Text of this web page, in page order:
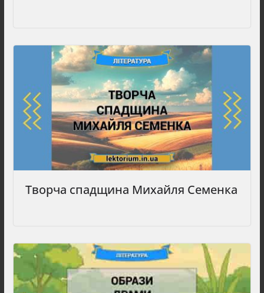
Творча спадщина Михайля Семенка